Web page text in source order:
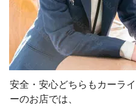
安全・安心どちらもカーラ
ーのお店では、